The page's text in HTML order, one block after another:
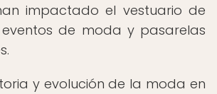
impactado el vestuario de
de moda y pasarelas
y evolución de la moda en